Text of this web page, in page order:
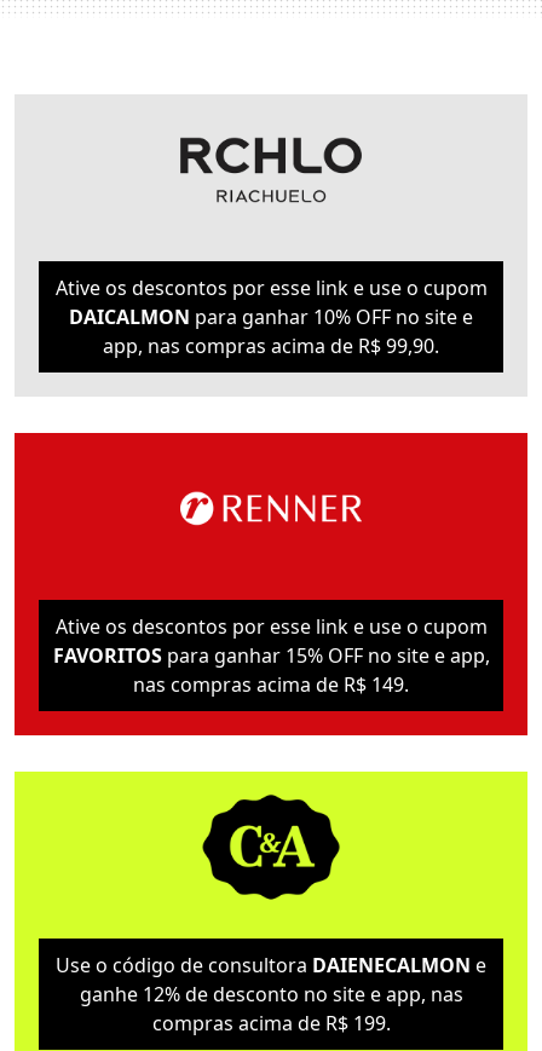
Ative os descontos por esse link e use o cupom
DAICALMON para ganhar 10% OFF no site e
app, nas compras acima de R$ 99,90.
Ative os descontos por esse link e use o cupom
FAVORITOSpara ganhar 15% OFF no site e app,
nas compras acima de R$ 149.
Use o código de consultora DAIENECALMON e
ganhe 12% de desconto no site e app, nas
compras acima de R$ 199.